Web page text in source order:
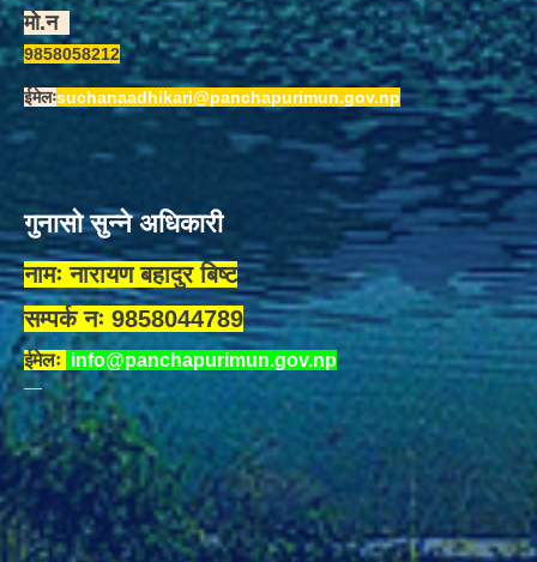
मो.न
9858058212
ईमेलःsuchanaadhikari@panchapurimun.gov.np
गुनासो सुन्ने अधिकारी
नामः नारायण बहादुर बिष्ट
सम्पर्क नः 9858044789
ईमेलः info@panchapurimun.gov.np